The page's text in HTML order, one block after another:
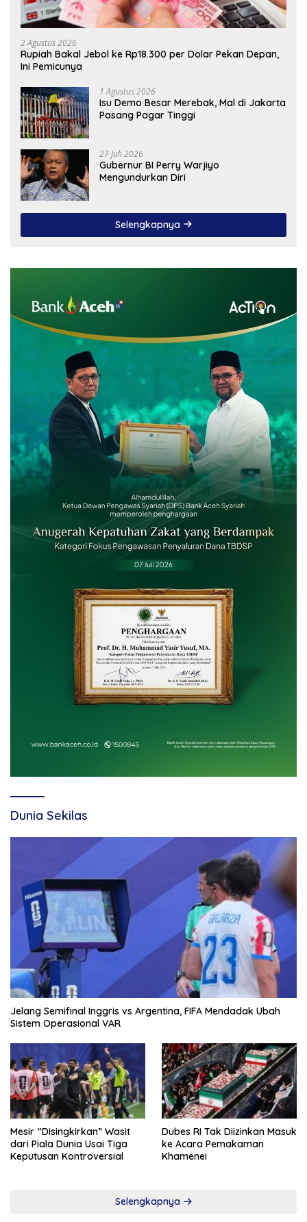
2 Agustus 2026
Rupiah Bakal Jebol ke Rp18.300 per Dolar Pekan Depan,
Ini Pemicunya
1 Agustus 2026
Isu Demo Besar Merebak, Mal di Jakarta
Pasang Pagar Tinggi
27 Juli 2026
Gubernur BI Perry Warjiyo
Mengundurkan Diri
Selengkapnya
Dunia Sekilas
Jelang Semifinal Inggris vs Argentina, FIFA Mendadak Ubah
Sistem Operasional VAR
Mesir “Disingkirkan” Wasit
dari Piala Dunia Usai Tiga
Keputusan Kontroversial
Dubes RI Tak Diizinkan Masuk
ke Acara Pemakaman
Khamenei
Selengkapnya